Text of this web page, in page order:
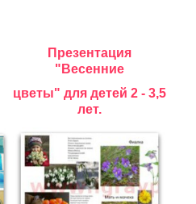
Презентация
"Весенние
цветы" для детей 2 - 3,5
лет.